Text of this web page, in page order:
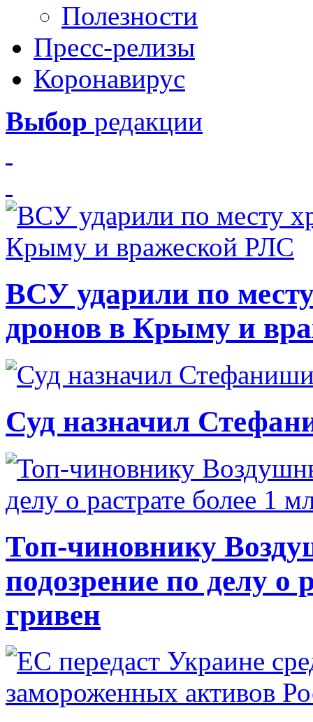
Полезности
Пресс-релизы
Коронавирус
Выбор редакции
ВСУ ударили по
дронов в Крыму и
Суд назначил
Топ-чиновнику
подозрение по делу о
гривен